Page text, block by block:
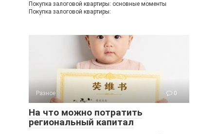
Покупка залоговой квартиры: основные моменты
Покупка залоговой квартиры:
Разное 0
На что можно потратить
региональный капитал